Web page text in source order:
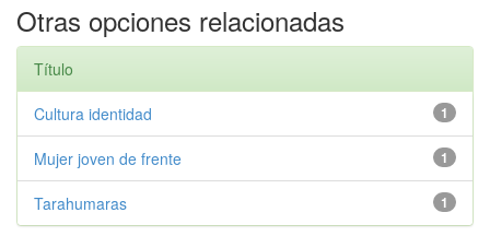
Otras opciones relacionadas
Título
1
Cultura identidad
1
Mujer joven de frente
1
Tarahumaras